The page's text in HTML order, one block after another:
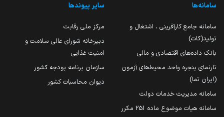
سامانه‌ها
سامانه جامع کارآفرینی ، اشتغال و
تولید(کات)
بانک داده‌های اقتصادی و مالی
تارنمای پنجره واحد محیط‌های آزمون
(ایران تما)
سامانه مدیریت خدمات دولت
سامانه هیات موضوع ماده 251 مکرر
سایر پیوندها
مرکز ملی رقابت
دبیرخانه شورای عالی سلامت و
امنیت غذایی
سازمان برنامه بودجه کشور
دیوان محاسبات کشور